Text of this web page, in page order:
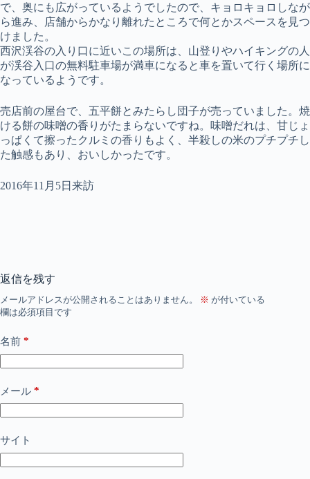
で、奥にも広がっているようでしたので、キョロキョロしなが
ら進み、店舗からかなり離れたところで何とかスペースを見つ
けました。
西沢渓谷の入り口に近いこの場所は、山登りやハイキングの人
が渓谷入口の無料駐車場が満車になると車を置いて行く場所に
なっているようです。
売店前の屋台で、五平餅とみたらし団子が売っていました。焼
ける餅の味噌の香りがたまらないですね。味噌だれは、甘じょ
っぱくて擦ったクルミの香りもよく、半殺しの米のプチプチし
た触感もあり、おいしかったです。
2016年11月5日来訪
返信を残す
メールアドレスが公開されることはありません。 ※ が付いている
欄は必須項目です
名前 *
メール *
サイト